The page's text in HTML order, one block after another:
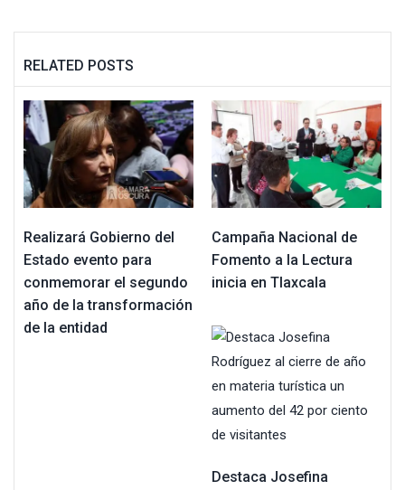
RELATED POSTS
Realizará Gobierno del
Estado evento para
conmemorar el segundo
año de la transformación
de la entidad
Campaña Nacional de
Fomento a la Lectura
inicia en Tlaxcala
Destaca Josefina